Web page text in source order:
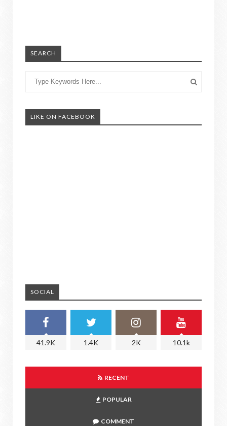
SEARCH
LIKE ON FACEBOOK
SOCIAL
41.9K 1.4K 2K 10.1k
RECENT
POPULAR
COMMENT